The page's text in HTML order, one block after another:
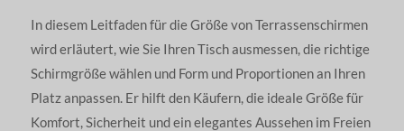
In diesem Leitfaden für die Größe von Terrassenschirmen
wird erläutert, wie Sie Ihren Tisch ausmessen, die richtige
Schirmgröße wählen und Form und Proportionen an Ihren
Platz anpassen. Er hilft den Käufern, die ideale Größe für
Komfort, Sicherheit und ein elegantes Aussehen im Freien